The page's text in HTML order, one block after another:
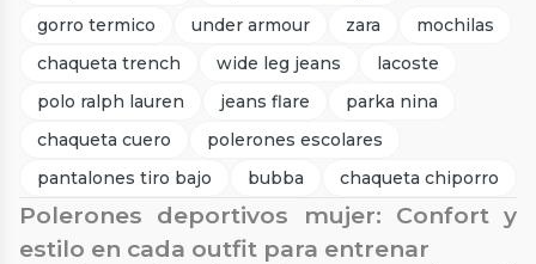
gorro termico
under armour zara
mochilas
chaqueta trench
wide leg jeans
lacoste
polo ralph lauren
jeans flare
parka nina
chaqueta cuero
polerones escolares
pantalones tiro bajo
bubba chaqueta chiporro
Polerones deportivos mujer: Confort y
estilo en cada outfit para entrenar